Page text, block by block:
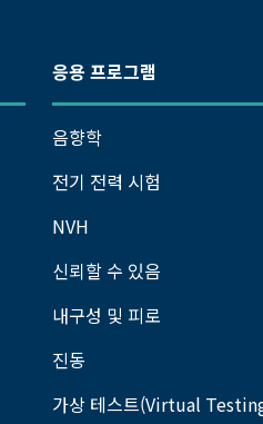
응용 프로그램
음향학
전기 전력 시험
NVH
신뢰할 수 있음
내구성 및 피로
진동
가상 테스트(Virtual